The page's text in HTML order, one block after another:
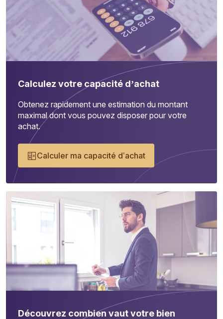
Calculez votre capacité d’achat
Obtenez rapidement une estimation du montant
maximal dont vous pouvez disposer pour votre
achat.
Calculer ma capacité d’achat
Découvrez combien vaut votre bien